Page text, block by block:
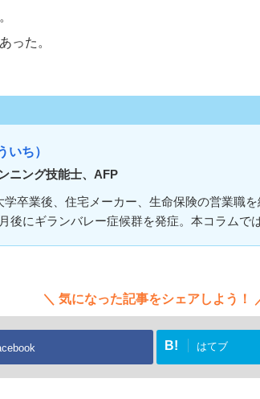
った。
いち）
ニング技能士、AFP
卒業後、住宅メーカー、生命保険の営業職を
後にギランバレー症候群を発症。本コラムで
気になった記事をシェアしよう！
B! はてブ